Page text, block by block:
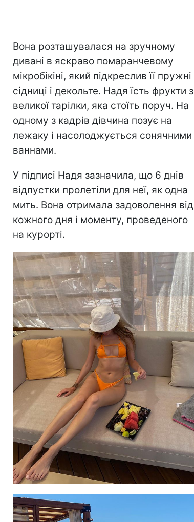
Вона розташувалася на зручному
дивані в яскраво помаранчевому
мікробікіні, який підкреслив її пружні
сідниці і декольте. Надя їсть фрукти з
великої тарілки, яка стоїть поруч. На
одному з кадрів дівчина позує на
лежаку і насолоджується сонячними
ваннами.
У підписі Надя зазначила, що 6 днів
відпустки пролетіли для неї, як одна
мить. Вона отримала задоволення від
кожного дня і моменту, проведеного
на курорті.